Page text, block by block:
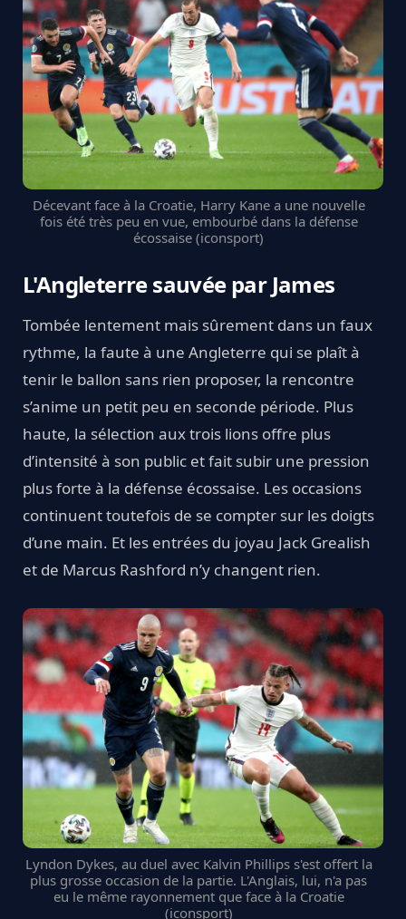
Décevant face à la Croatie, Harry Kane a une nouvelle
fois été très peu en vue, embourbé dans la défense
écossaise (iconsport)
L'Angleterre sauvée par James
Tombée lentement mais sûrement dans un faux
rythme, la faute à une Angleterre qui se plaît à
tenir le ballon sans rien proposer, la rencontre
s’anime un petit peu en seconde période. Plus
haute, la sélection aux trois lions offre plus
d’intensité à son public et fait subir une pression
plus forte à la défense écossaise. Les occasions
continuent toutefois de se compter sur les doigts
d’une main. Et les entrées du joyau Jack Grealish
et de Marcus Rashford n’y changent rien.
Lyndon Dykes, au duel avec Kalvin Phillips s'est offert la
plus grosse occasion de la partie. L'Anglais, lui, n'a pas
eu le même rayonnement que face à la Croatie
(iconsport)